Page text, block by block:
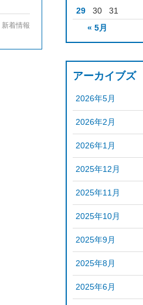
新着情報 « 5月
29
30 31
アーカイブズ
2026年5月
2026年2月
2026年1月
2025年12月
2025年11月
2025年10月
2025年9月
2025年8月
2025年6月